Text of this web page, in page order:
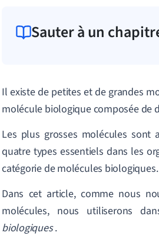
Sauter à un
Il existe de petites et de grandes
molécule biologique composée de
Les plus grosses molécules sont
quatre types essentiels dans les
catégorie de molécules biologiques.
Dans cet article, comme nous
molécules, nous utiliserons
biologiques.